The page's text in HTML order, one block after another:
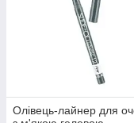
Олівець-лайнер для